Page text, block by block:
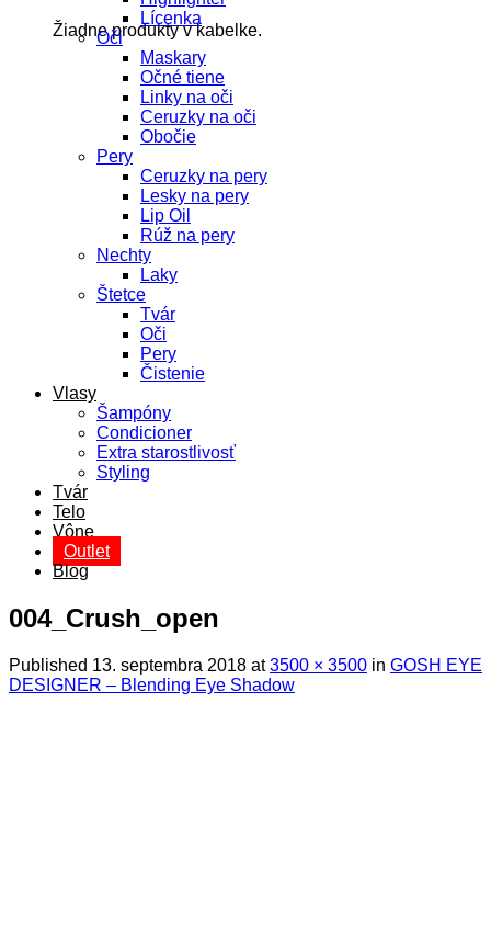
Žiadne produkty v kabelke.
Lícenka
Oči
Maskary
Očné tiene
Linky na oči
Ceruzky na oči
Obočie
Pery
Ceruzky na pery
Lesky na pery
Lip Oil
Rúž na pery
Nechty
Laky
Štetce
Tvár
Oči
Pery
Čistenie
Vlasy
Šampóny
Condicioner
Extra starostlivosť
Styling
Tvár
Telo
Vône
Outlet
Blog
004_Crush_open
Published 13. septembra 2018 at3500 × 3500 in GOSH EYE
DESIGNER – Blending Eye Shadow